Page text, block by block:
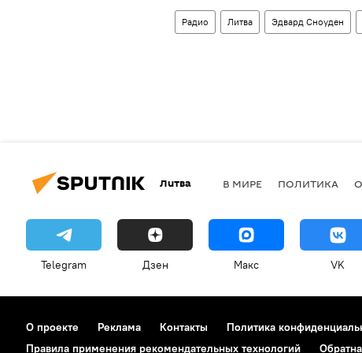
Радио Литва Эдвард Сноуден
Литва В МИРЕ ПОЛИТИКА
Telegram Дзен Макс VK
О проекте Реклама Контакты Политика
Правила применения рекомендательных технологий